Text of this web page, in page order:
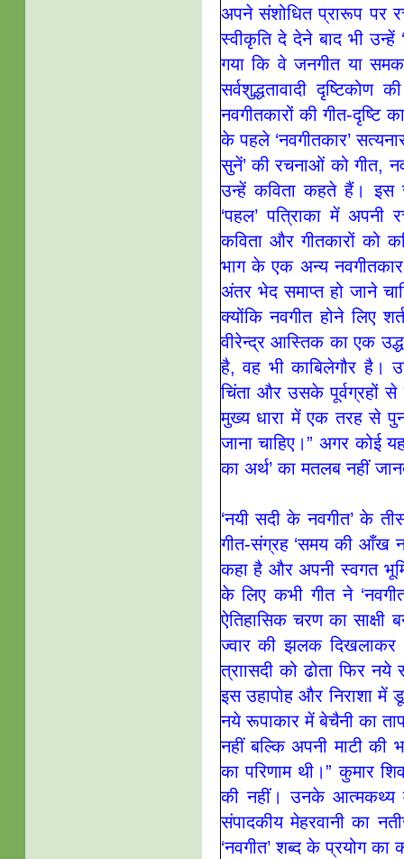
अपने संशोधित प्रारूप पर
स्वीकृति दे देने बाद भी उन्हें
गया कि वे जनगीत या
सर्वशुद्धतावादी
नवगीतकारों की गीत-दृष्टि
के पहले ‘नवगीतकार’
सुनें’ की रचनाओं को गीत,
उन्हें कविता कहते हैं। इस
‘पहल’ पत्रिाका में
कविता और गीतकारों को
भाग के एक अन्य
अंतर भेद समाप्त हो जाने
क्योंकि नवगीत होने लिए
वीरेन्द्र आस्तिक का एक
है, वह भी काबिलेगौर है।
चिंता और उसके पूर्वग्रहों
मुख्य धारा में एक तरह से
जाना चाहिए।” अगर कोई
का अर्थ’ का मतलब नहीं
‘नयी सदी के नवगीत’ के
गीत-संग्रह ‘समय की आँख
कहा है और अपनी स्वगत
के लिए कभी गीत ने
ऐतिहासिक चरण का साक्षी
ज्वार की झलक दिखलाकर
त्राासदी को ढोता फिर नये
इस उहापोह और निराशा में
नये रूपाकार में बेचैनी का
नहीं बल्कि अपनी माटी की
का परिणाम थी।” कुमार
की नहीं। उनके आत्मकथ्य
संपादकीय मेहरवानी का
‘नवगीत’ शब्द के प्रयोग का